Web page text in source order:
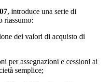
, introduce una serie di
riassumo:
dei valori di acquisto di
per assegnazioni e cessioni ai
semplice;